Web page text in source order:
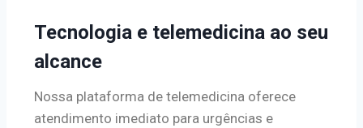
Tecnologia e telemedicina ao seu
alcance
Nossa plataforma de telemedicina oferece
atendimento imediato para urgências e